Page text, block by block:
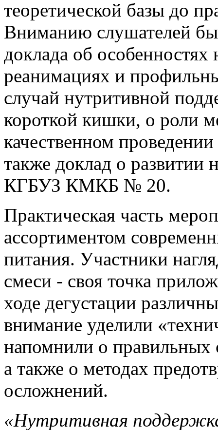
теоретической базы до
Вниманию слушателей
доклада об
реанимациях и
случай нутритивной
короткой кишки, о роли
качественном
также доклад о развитии
КГБУЗ КМКБ № 20.
Практическая часть
ассортиментом
питания. Участники
смеси - своя точка
ходе дегустации
внимание уделили
напомнили о правильных
а также о методах
осложнений.
«Нутритивная